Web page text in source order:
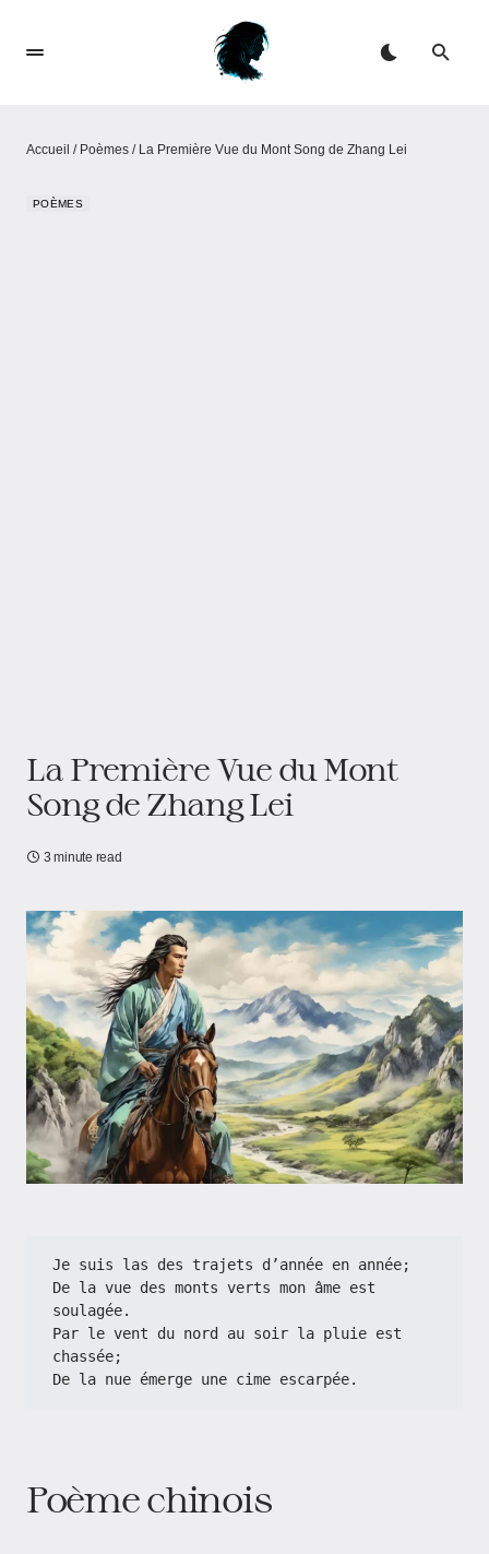
Accueil / Poèmes / La Première Vue du Mont Song de Zhang Lei
POÈMES
La Première Vue du Mont
Song de Zhang Lei
3 minute read
Je suis las des trajets d’année en année;
De la vue des monts verts mon âme est
soulagée.
Par le vent du nord au soir la pluie est
chassée;
De la nue émerge une cime escarpée.
Poème chinois